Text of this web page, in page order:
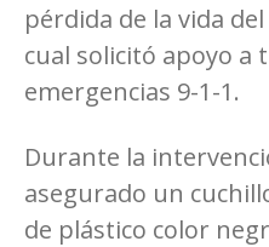
pérdida de la vida
cual solicitó apoyo a
emergencias 9-1-1.
Durante la
asegurado un
de plástico color